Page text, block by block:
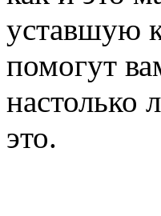
уставшую
помогут
настолько
это.